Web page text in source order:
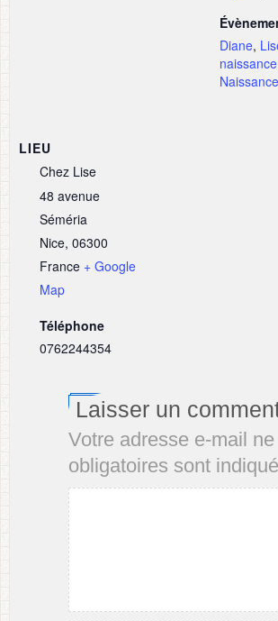
Diane,
naissance
Naissance
LIEU
Chez Lise
48 avenue
Séméria
Nice, 06300
France + Google
Map
Téléphone
0762244354
Laisser un
Votre adresse e-mail
obligatoires sont